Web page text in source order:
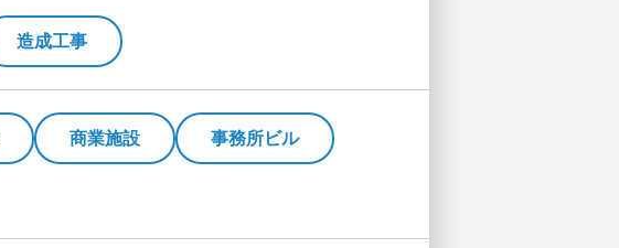
造成工事
商業施設 事務所ビル